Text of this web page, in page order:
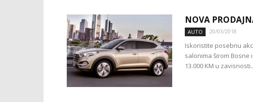
NOVA
AUTO 20/03/2018
Iskoristite posebnu
salonima širom Bosne
13.000 KM u